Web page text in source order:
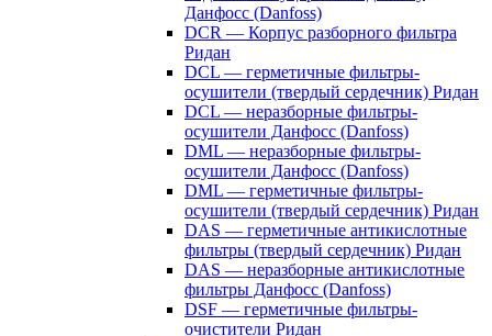
Данфосс (Danfoss)
DCR — Корпус разборного фильтра
Ридан
DCL — герметичные фильтры-
осушители (твердый сердечник) Ридан
DCL — неразборные фильтры-
осушители Данфосс (Danfoss)
DML — неразборные фильтры-
осушители Данфосс (Danfoss)
DML — герметичные фильтры-
осушители (твердый сердечник) Ридан
DAS — герметичные антикислотные
фильтры (твердый сердечник) Ридан
DAS — неразборные антикислотные
фильтры Данфосс (Danfoss)
DSF — герметичные фильтры-
очистители Ридан